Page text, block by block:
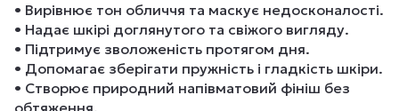
• Вирівнює тон обличчя та маскує недосконалості.
• Надає шкірі доглянутого та свіжого вигляду.
• Підтримує зволоженість протягом дня.
• Допомагає зберігати пружність і гладкість шкіри.
• Створює природний напівматовий фініш без